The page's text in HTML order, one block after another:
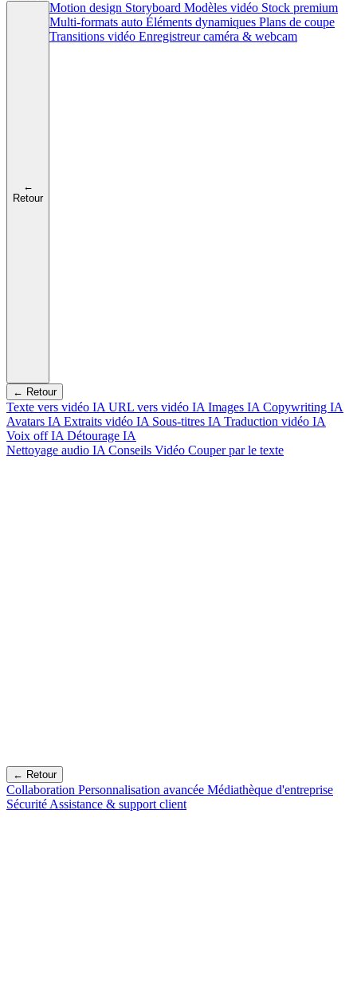
←
Retour
Motion design Storyboard Modèles vidéo Stock premium
Multi-formats auto Éléments dynamiques Plans de coupe
Transitions vidéo Enregistreur caméra & webcam
← Retour
Texte vers vidéo IA URL vers vidéo IA Images IA Copywriting IA
Avatars IA Extraits vidéo IA Sous-titres IA Traduction vidéo IA
Voix off IA Détourage IA
Nettoyage audio IA Conseils Vidéo Couper par le texte
← Retour
Collaboration Personnalisation avancée Médiathèque d'entreprise
Sécurité Assistance & support client